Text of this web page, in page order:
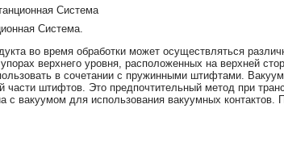
Система.
во время обработки может осуществляться
верхнего уровня, расположенных на верхней
в сочетании с пружинными штифтами.
части штифтов. Это предпочтительный метод при
с вакуумом для использования вакуумных